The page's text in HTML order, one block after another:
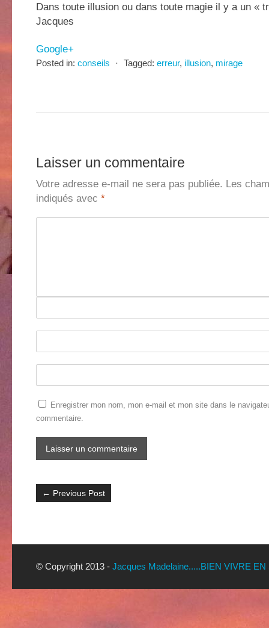
Dans toute illusion ou dans toute magie il y a un «
Jacques
Google+
Posted in: conseils ⋅ Tagged: erreur, illusion, mirage
Laisser un commentaire
Votre adresse e-mail ne sera pas publiée. Les
indiqués avec *
Enregistrer mon nom, mon e-mail et mon site dans le
commentaire.
← Previous Post
© Copyright 2013 - Jacques Madelaine.....BIEN VIVRE EN